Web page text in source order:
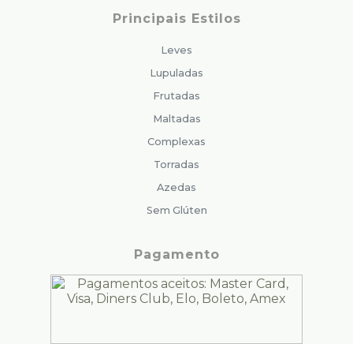
Principais Estilos
Leves
Lupuladas
Frutadas
Maltadas
Complexas
Torradas
Azedas
Sem Glúten
Pagamento